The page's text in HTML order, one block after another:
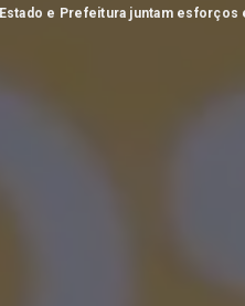
Estado e Prefeitura juntam esforços